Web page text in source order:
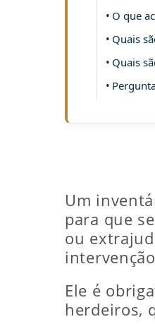
O que
Quais
Quais
Um
para que
ou
Ele é
herdeiros,